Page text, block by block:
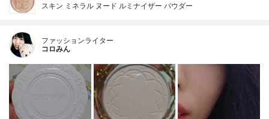
スキン ミネラル ヌード ルミナイザー パウダー
ファッションライター
コロみん